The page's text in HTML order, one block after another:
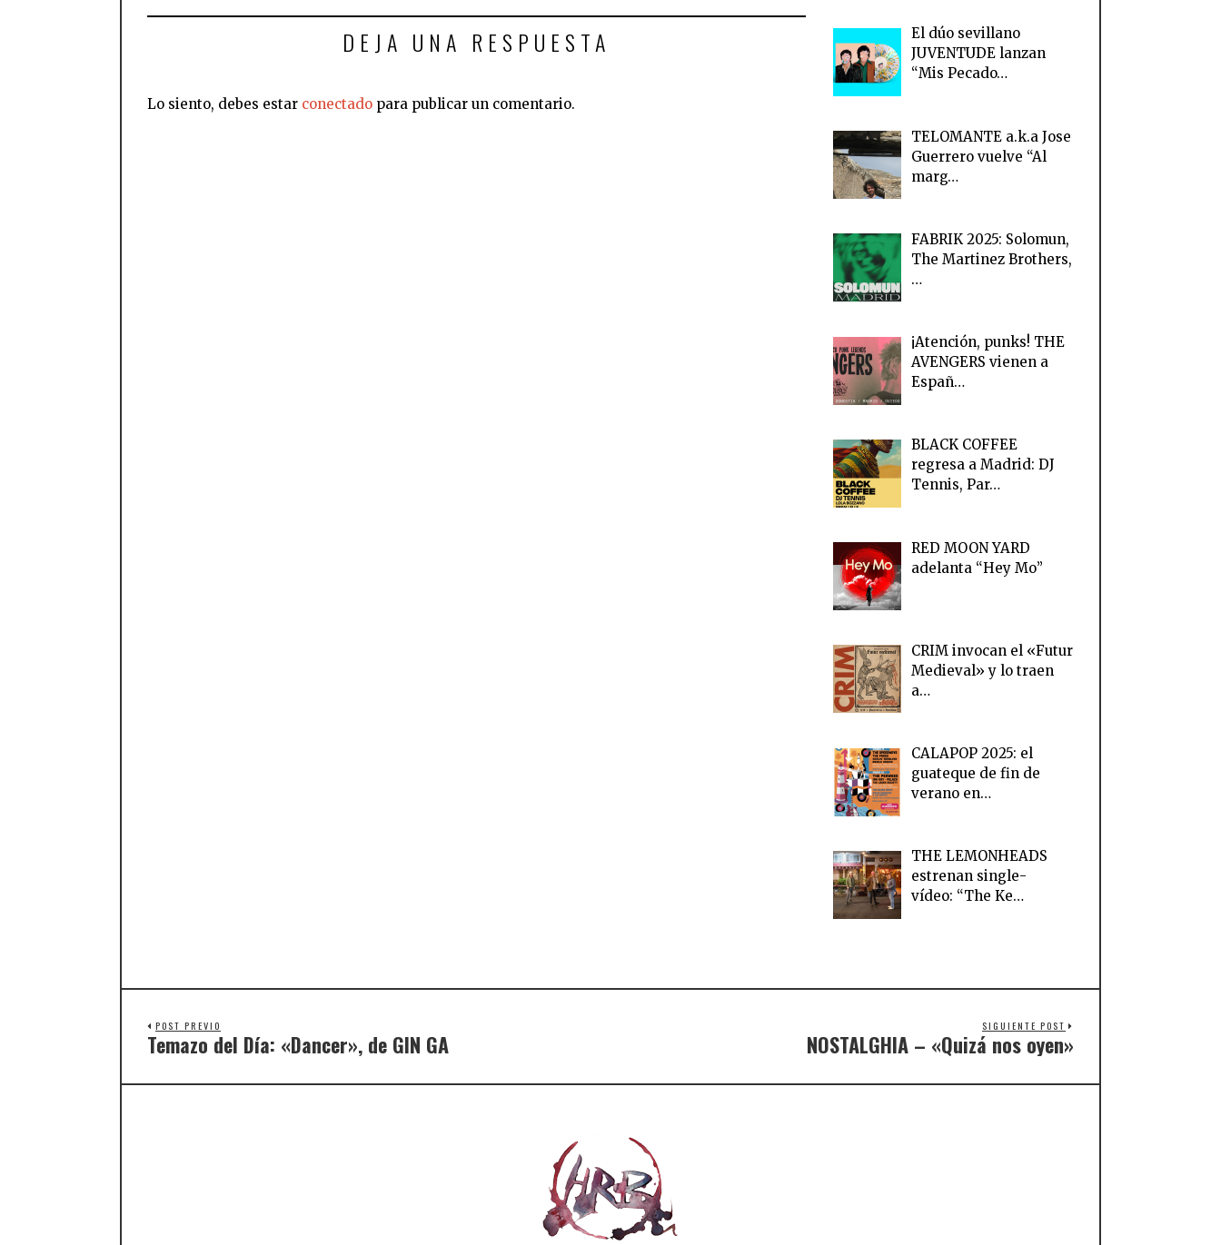
DEJA UNA RESPUESTA
Lo siento, debes estar conectado para publicar un comentario.
El dúo sevillano
JUVENTUDE lanzan
“Mis Pecado…
TELOMANTE a.k.a Jose
Guerrero vuelve “Al
marg…
FABRIK 2025: Solomun,
The Martinez Brothers,
…
¡Atención, punks! THE
AVENGERS vienen a
Españ…
BLACK COFFEE
regresa a Madrid: DJ
Tennis, Par…
RED MOON YARD
adelanta “Hey Mo”
CRIM invocan el «Futur
Medieval» y lo traen
a…
CALAPOP 2025: el
guateque de fin de
verano en…
THE LEMONHEADS
estrenan single-
vídeo: “The Ke…
POST PREVIO
Temazo del Día: «Dancer», de GIN GA
SIGUIENTE POST
NOSTALGHIA – «Quizá nos oyen»